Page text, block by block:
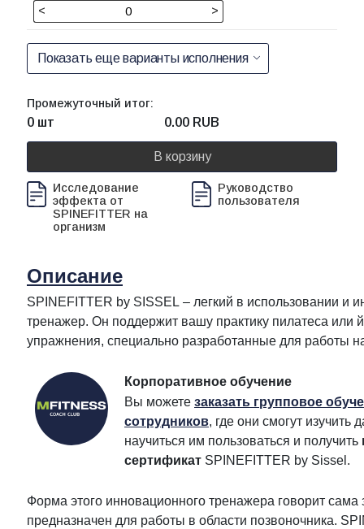
< >
Показать еще варианты исполнения
Исследование
эффекта от
SPINEFITTER на
организм
Руководство
пользователя
Промежуточный итог:
0 шт 0.00 RUB
В корзину
Описание
SPINEFITTER by SISSEL – легкий в использовании и
тренажер. Он поддержит вашу практику пилатеса или
упражнения, специально разработанные для работы
Корпоративное обучение
Вы можете заказать групповое
сотрудников, где они смогут изучить
научиться им пользоваться и получить
сертификат SPINEFITTER by Sissel.
Форма этого инновационного тренажера говорит сама
предназначен для работы в области позвоночника.